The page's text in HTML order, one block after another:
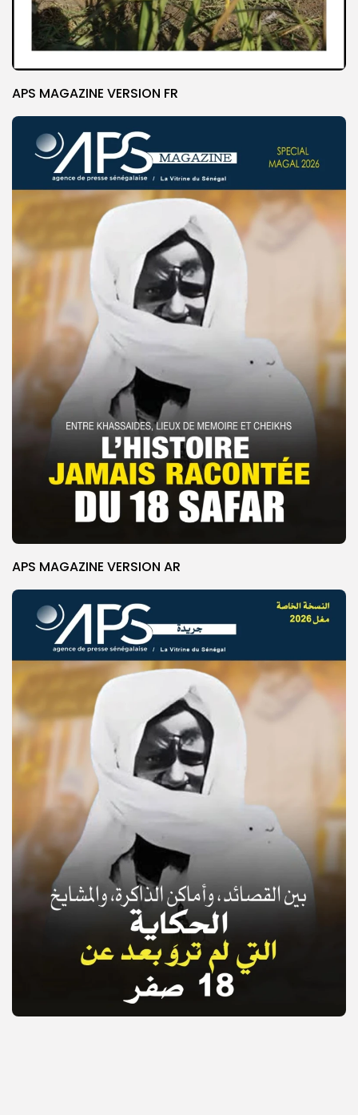
© Copyright 2025, APS
APS MAGAZINE VERSION FR
APS MAGAZINE VERSION AR